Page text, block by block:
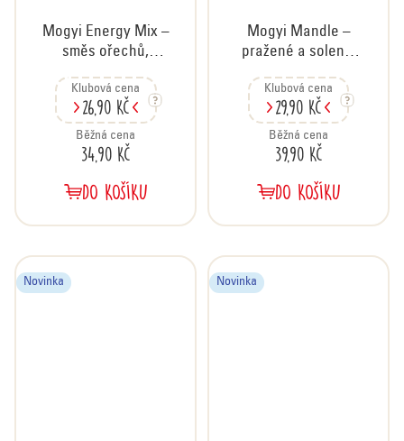
Mogyi Energy Mix –
směs ořechů,
kandovaného
ovoce, 55 g
Klubová cena
26,90 Kč
Běžná cena
34,90 Kč
DO KOŠÍKU
Mogyi Mandle –
pražené a solené,
Klubová cena
29,90 Kč
Běžná cena
39,90 Kč
DO KOŠÍKU
Novinka Novinka